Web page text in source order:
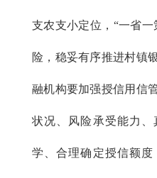
支农支小定位，“一省
险，稳妥有序推进村镇
融机构要加强授信用信
状况、风险承受能力
学、合理确定授信额